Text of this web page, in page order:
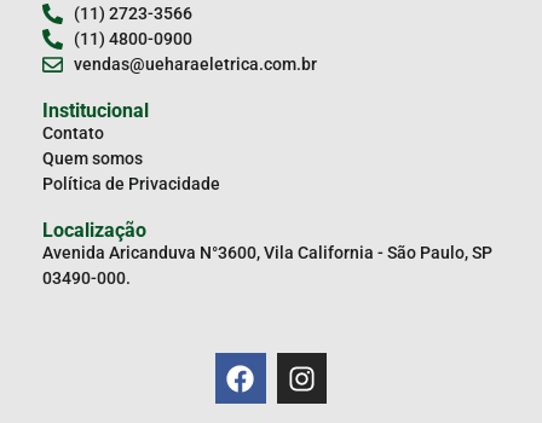
(11) 2723-3566
(11) 4800-0900
vendas@ueharaeletrica.com.br
Institucional
Contato
Quem somos
Política de Privacidade
Localização
Avenida Aricanduva N°3600, Vila California - São Paulo, SP
03490-000.